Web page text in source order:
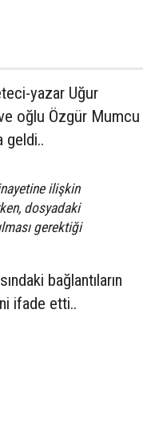
yazar Uğur
oğlu Özgür Mumcu
geldi..
ilişkin
dosyadaki
gerektiği
bağlantıların
ifade etti..